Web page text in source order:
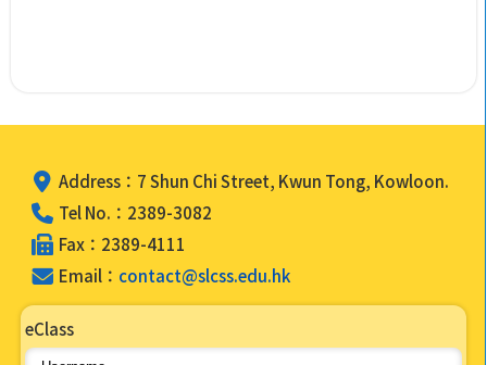
Address：7 Shun Chi Street, Kwun Tong, Kowloon.
Tel No.：2389-3082
Fax：2389-4111
Email： contact@slcss.edu.hk
eClass